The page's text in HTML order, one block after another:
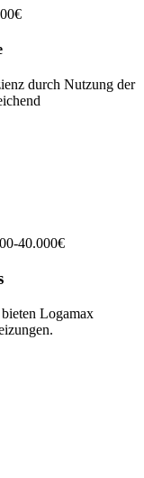
durch Nutzung der
40.000€
Logamax